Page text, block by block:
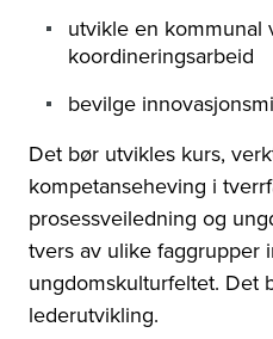
utvikle en kommunal
koordineringsarbeid
bevilge
Det bør utvikles kurs,
kompetanseheving i
prosessveiledning og
tvers av ulike faggrupper
ungdomskulturfeltet. Det
lederutvikling.